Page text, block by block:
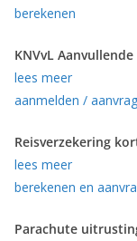
berekenen
KNVvL
lees meer
aanmelden /
Reisverzekering
lees meer
berekenen en
Parachute